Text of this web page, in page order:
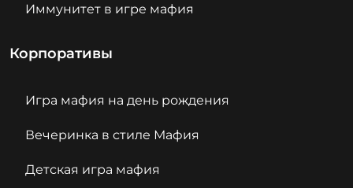
Иммунитет в игре мафия
Корпоративы
Игра мафия на день рождения
Вечеринка в стиле Мафия
Детская игра мафия